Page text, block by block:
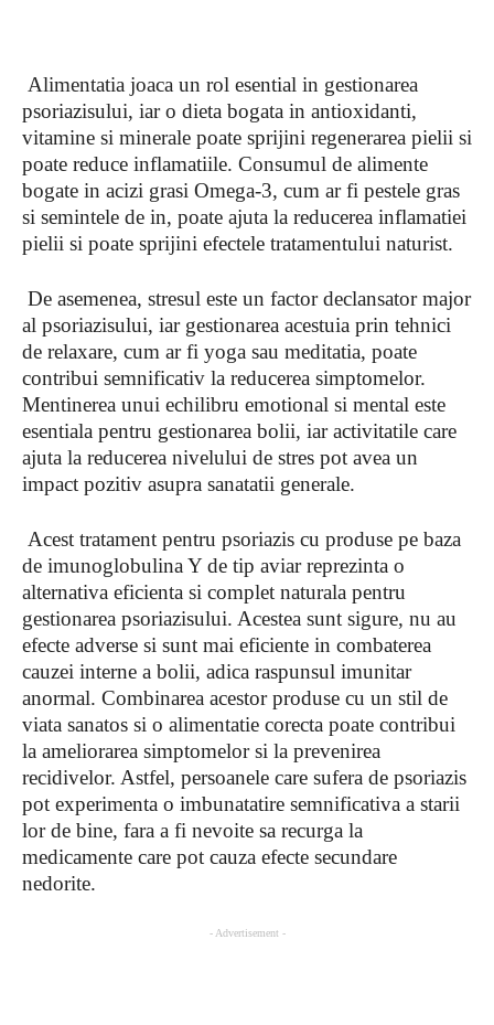
Alimentatia joaca un rol esential in gestionarea
psoriazisului, iar o dieta bogata in antioxidanti,
vitamine si minerale poate sprijini regenerarea pielii si
poate reduce inflamatiile. Consumul de alimente
bogate in acizi grasi Omega-3, cum ar fi pestele gras
si semintele de in, poate ajuta la reducerea inflamatiei
pielii si poate sprijini efectele tratamentului naturist.
De asemenea, stresul este un factor declansator major
al psoriazisului, iar gestionarea acestuia prin tehnici
de relaxare, cum ar fi yoga sau meditatia, poate
contribui semnificativ la reducerea simptomelor.
Mentinerea unui echilibru emotional si mental este
esentiala pentru gestionarea bolii, iar activitatile care
ajuta la reducerea nivelului de stres pot avea un
impact pozitiv asupra sanatatii generale.
Acest tratament pentru psoriazis cu produse pe baza
de imunoglobulina Y de tip aviar reprezinta o
alternativa eficienta si complet naturala pentru
gestionarea psoriazisului. Acestea sunt sigure, nu au
efecte adverse si sunt mai eficiente in combaterea
cauzei interne a bolii, adica raspunsul imunitar
anormal. Combinarea acestor produse cu un stil de
viata sanatos si o alimentatie corecta poate contribui
la ameliorarea simptomelor si la prevenirea
recidivelor. Astfel, persoanele care sufera de psoriazis
pot experimenta o imbunatatire semnificativa a starii
lor de bine, fara a fi nevoite sa recurga la
medicamente care pot cauza efecte secundare
nedorite.
- Advertisement -